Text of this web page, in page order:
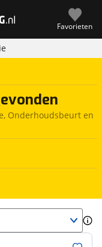
Favorieten
Onderhoudsbeurt en